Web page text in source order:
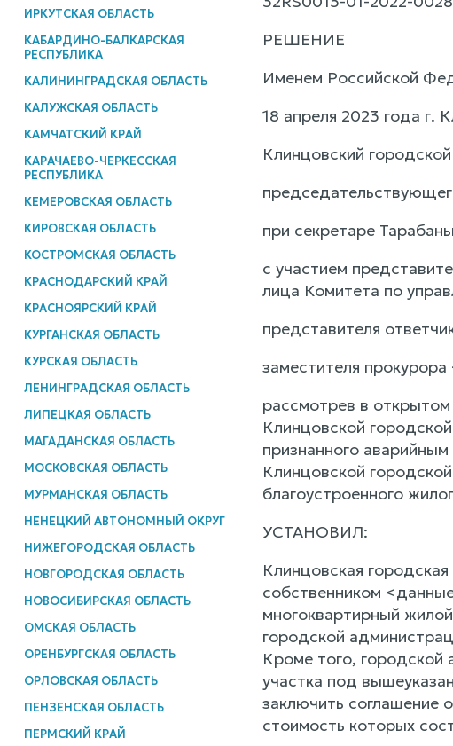
ИРКУТСКАЯ ОБЛАСТЬ
КАБАРДИНО-БАЛКАРСКАЯ
РЕСПУБЛИКА
КАЛИНИНГРАДСКАЯ ОБЛАСТЬ
КАЛУЖСКАЯ ОБЛАСТЬ
КАМЧАТСКИЙ КРАЙ
КАРАЧАЕВО-ЧЕРКЕССКАЯ
РЕСПУБЛИКА
КЕМЕРОВСКАЯ ОБЛАСТЬ
КИРОВСКАЯ ОБЛАСТЬ
КОСТРОМСКАЯ ОБЛАСТЬ
КРАСНОДАРСКИЙ КРАЙ
КРАСНОЯРСКИЙ КРАЙ
КУРГАНСКАЯ ОБЛАСТЬ
КУРСКАЯ ОБЛАСТЬ
ЛЕНИНГРАДСКАЯ ОБЛАСТЬ
ЛИПЕЦКАЯ ОБЛАСТЬ
МАГАДАНСКАЯ ОБЛАСТЬ
МОСКОВСКАЯ ОБЛАСТЬ
МУРМАНСКАЯ ОБЛАСТЬ
НЕНЕЦКИЙ АВТОНОМНЫЙ ОКРУГ
НИЖЕГОРОДСКАЯ ОБЛАСТЬ
НОВГОРОДСКАЯ ОБЛАСТЬ
НОВОСИБИРСКАЯ ОБЛАСТЬ
ОМСКАЯ ОБЛАСТЬ
ОРЕНБУРГСКАЯ ОБЛАСТЬ
ОРЛОВСКАЯ ОБЛАСТЬ
ПЕНЗЕНСКАЯ ОБЛАСТЬ
ПЕРМСКИЙ КРАЙ
РЕШЕНИЕ
Именем Российской
18 апреля 2023 года г.
Клинцовский
при секретаре
с участием
лица Комитета по
представителя
заместителя
рассмотрев в
Клинцовской
признанного
Клинцовской
благоустроенного
УСТАНОВИЛ:
Клинцовская
собственником
многоквартирный
городской
Кроме того, городской
участка под
заключить соглашение
стоимость которых